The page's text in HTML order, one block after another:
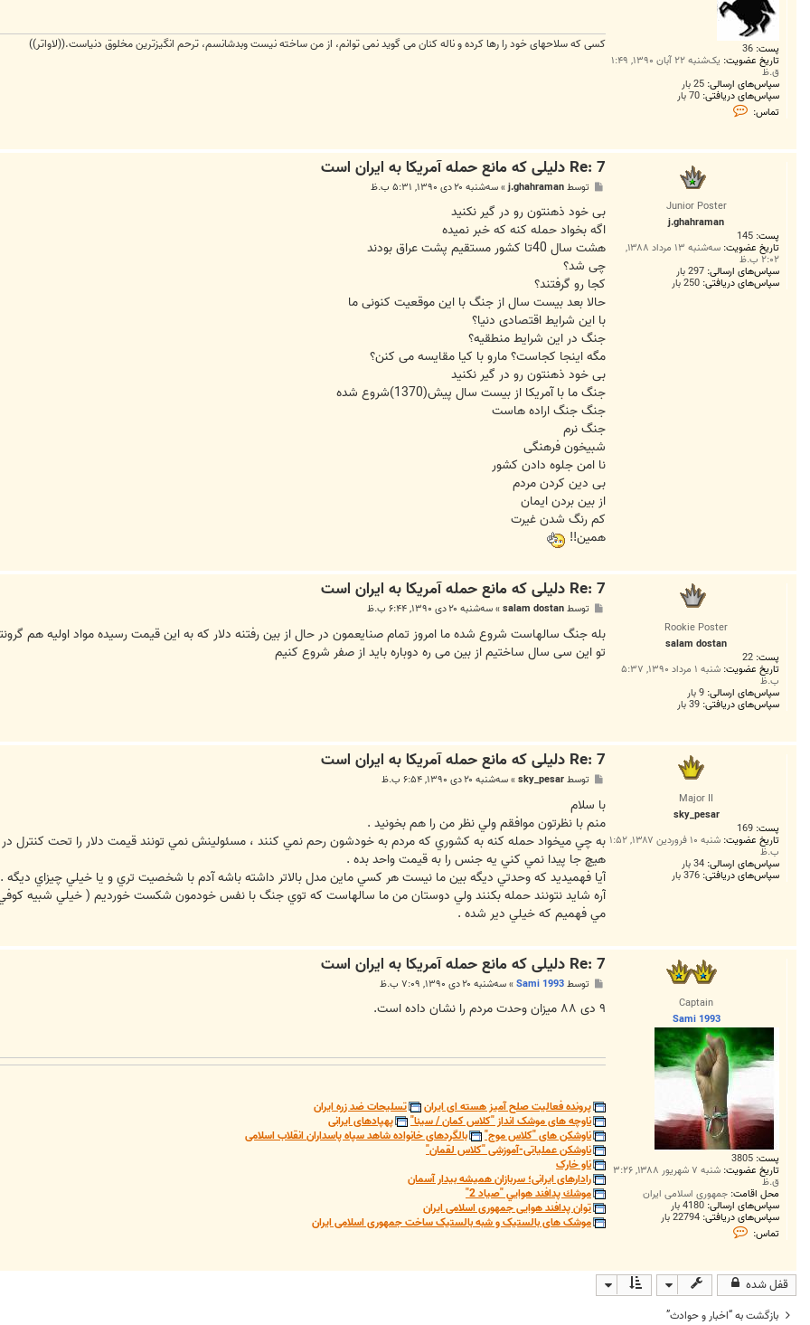
پست: 36
تاریخ عضویت: یک‌شنبه ۲۲ آبان ۱۳۹۰, ۱:۴۹
ق.ظ
سپاس‌های ارسالی: 25 بار
سپاس‌های دریافتی: 70 بار
تماس:
ت
m
i
e
7
كسی كه سلاحهای خود را رها كرده و ناله كنان می گوید نمی توانم، از من ساخته نیست وبدشانسم، ترحم انگیزترین مخلوق دنیاست.((لاواتر))
Junior Poster
j.ghahraman
پست: 145
تاریخ عضویت: سه‌شنبه ۱۳ مرداد ۱۳۸۸,
۲:۰۲ ب.ظ
سپاس‌های ارسالی: 297 بار
سپاس‌های دریافتی: 250 بار
Re: 7 دلیلی که مانع حمله آمریکا به ایران است
ت
توسطj.ghahraman
»سه‌شنبه ۲۰ دی ۱۳۹۰, ۵:۳۱ ب.ظ
بی خود ذهنتون رو در گیر نکنید
اگه بخواد حمله کنه که خبر نمیده
هشت سال 40تا کشور مستقیم پشت عراق بودند
چی شد؟
کجا رو گرفتند؟
حالا بعد بیست سال از جنگ با این موقعیت کنونی ما
با این شرایط اقتصادی دنیا؟
جنگ در این شرایط منطقیه؟
مگه اینجا کجاست؟ مارو با کیا مقایسه می کنن؟
بی خود ذهنتون رو در گیر نکنید
جنگ ما با آمریکا از بیست سال پیش(1370)شروع شده
جنگ جنگ اراده هاست
جنگ نرم
شبیخون فرهنگی
نا امن جلوه دادن کشور
بی دین کردن مردم
از بین بردن ایمان
کم رنگ شدن غیرت
همین!!
Rookie Poster
salam dostan
پست: 22
تاریخ عضویت: شنبه ۱ مرداد ۱۳۹۰, ۵:۳۷
ب.ظ
سپاس‌های ارسالی: 9 بار
سپاس‌های دریافتی: 39 بار
Re: 7 دلیلی که مانع حمله آمریکا به ایران است
ت
توسطsalam dostan
»سه‌شنبه ۲۰ دی ۱۳۹۰, ۶:۴۴ ب.ظ
بله جنگ سالهاست شروع شده ما امروز تمام صنایعمون در حال از بین رفتنه دلار که به این قیمت رسیده مواد اولیه
تو این سی سال ساختیم از بین می ره دوباره باید از صفر شروع کنیم
Major II
sky_pesar
پست: 169
تاریخ عضویت: شنبه ۱۰ فروردین ۱۳۸۷, ۱:۵۲
ب.ظ
سپاس‌های ارسالی: 34 بار
سپاس‌های دریافتی: 376 بار
Re: 7 دلیلی که مانع حمله آمریکا به ایران است
ت
توسطsky_pesar
»سه‌شنبه ۲۰ دی ۱۳۹۰, ۶:۵۴ ب.ظ
با سلام
منم با نظرتون موافقم ولي نظر من را هم بخونيد .
به چي ميخواد حمله كنه به كشوري كه مردم به خودشون رحم نمي كنند ، مسئولينش نمي تونند قيمت دلار را تحت كنترل در بيارند و قيمت سكه يه روزه
هيچ جا پيدا نمي كني يه جنس را به قيمت واحد بده .
آيا فهميديد كه وحدتي ديگه بين ما نيست هر كسي ماين مدل بالاتر داشته باشه آدم با شخصيت تري و يا خيلي چيزاي ديگه .
آره شايد نتونند حمله بكنند ولي دوستان من ما سالهاست كه توي جنگ با نفس خودمون شكست خورديم ( خيلي شبيه
مي فهميم كه خيلي دير شده .
Captain
Sami 1993
پست: 3805
تاریخ عضویت: شنبه ۷ شهریور ۱۳۸۸, ۳:۲۶
ق.ظ
محل اقامت: جمهوری اسلامی ایران
سپاس‌های ارسالی: 4180 بار
سپاس‌های دریافتی: 22794 بار
تماس:
ت
S
m
i
Re: 7 دلیلی که مانع حمله آمریکا به ایران است
ت
توسطSami 1993
»سه‌شنبه ۲۰ دی ۱۳۹۰, ۷:۰۹ ب.ظ
۹‏ ‏دی‏ ‏۸۸‏ ‏میزان‏ ‏وحدت‏ ‏مردم‏ ‏را‏ ‏نشان‏ ‏داده‏ ‏است.
پرونده فعالیت صلح آمیز هسته ای ایران
تسلیحات ضد زره ایران
ناوچه های موشک انداز "کلاس کمان / سینا"
پهپادهای ایرانی
ناوشکن های "کلاس موج"
بالگردهای خانواده شاهد سپاه پاسداران انقلاب اسلامی
ناوشکن عملیاتی-آموزشی "کلاس لقمان"
ناو خارک
رادارهای ایرانی؛ سربازان همیشه بیدار آسمان
موشك پدافند هوايي "صياد 2"
توان پدافند هوایی جمهوری اسلامی ایران
موشک های بالستیک و شبه بالستیک ساخت جمهوری اسلامی ایران
قفل شده
بازگشت به “اخبار و حوادث”